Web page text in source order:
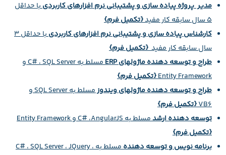
مدیر پروژه‌ پیاده سازی و پشتیبانی نرم افزارهای کاربردیبا حداقل
5 سال سابقه‌ کار مفید
{تکمیل فرم}
کارشناس پیاده سازی و پشتیبانی نرم افزارهای کاربردی
با حداقل 3
سال سابقه کار مفید{تکمیل فرم}
طراح و توسعه دهنده ماژولهای ERP
مسلط به C# ، SQL Server و
Entity Framework{تکمیل فرم}
طراح و توسعه دهنده ماژولهای ویندوز
مسلط به SQL Server و
VB6{تکمیل فرم}
توسعه دهنده ارشدمسلط به C# ،AngularJS و Entity Framework
{تکمیل فرم}
برنامه نویس و توسعه دهنده
مسلط به C# ، SQL Server ، JQuery ،